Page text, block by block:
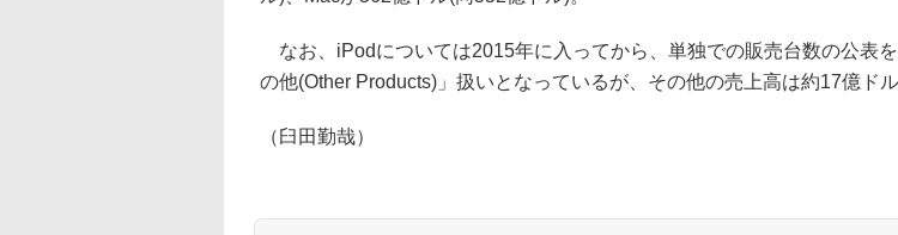
なお、iPodについては2015年に入ってから、単独での販売台数の公表
の他(Other Products)」扱いとなっているが、その他の売上高は約17億ドル
（臼田勤哉）